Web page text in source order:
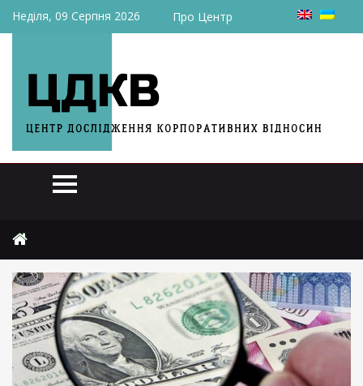
Неділя, 09 Серпня 2026 Про Центр
НБУ здійснив рекордну валютну інтервенцію на $1,4 млрд